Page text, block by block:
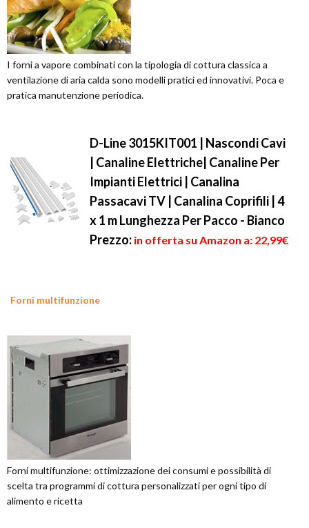
I forni a vapore combinati con la tipologia di cottura classica a
ventilazione di aria calda sono modelli pratici ed innovativi. Poca e
pratica manutenzione periodica.
D-Line 3015KIT001 | Nascondi Cavi
| Canaline Elettriche| Canaline Per
Impianti Elettrici | Canalina
Passacavi TV | Canalina Coprifili | 4
x 1 m Lunghezza Per Pacco - Bianco
Prezzo: in offerta su Amazon a: 22,99€
Forni multifunzione
Forni multifunzione: ottimizzazione dei consumi e possibilità di
scelta tra programmi di cottura personalizzati per ogni tipo di
alimento e ricetta